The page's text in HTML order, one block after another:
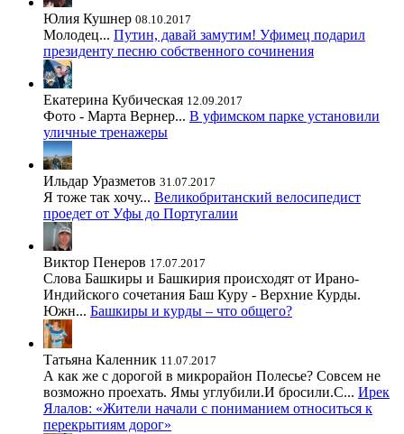
Юлия Кушнер 08.10.2017
Молодец... Путин, давай замутим! Уфимец подарил
президенту песню собственного сочинения
Екатерина Кубическая 12.09.2017
Фото - Марта Вернер... В уфимском парке установили
уличные тренажеры
Ильдар Уразметов 31.07.2017
Я тоже так хочу... Великобританский велосипедист
проедет от Уфы до Португалии
Виктор Пенеров 17.07.2017
Слова Башкиры и Башкирия происходят от Ирано-
Индийского сочетания Баш Куру - Верхние Курды.
Южн... Башкиры и курды – что общего?
Татьяна Каленник 11.07.2017
А как же с дорогой в микрорайон Полесье? Совсем не
возможно проехать. Ямы углубили.И бросили.С... Ирек
Ялалов: «Жители начали с пониманием относиться к
перекрытиям дорог»